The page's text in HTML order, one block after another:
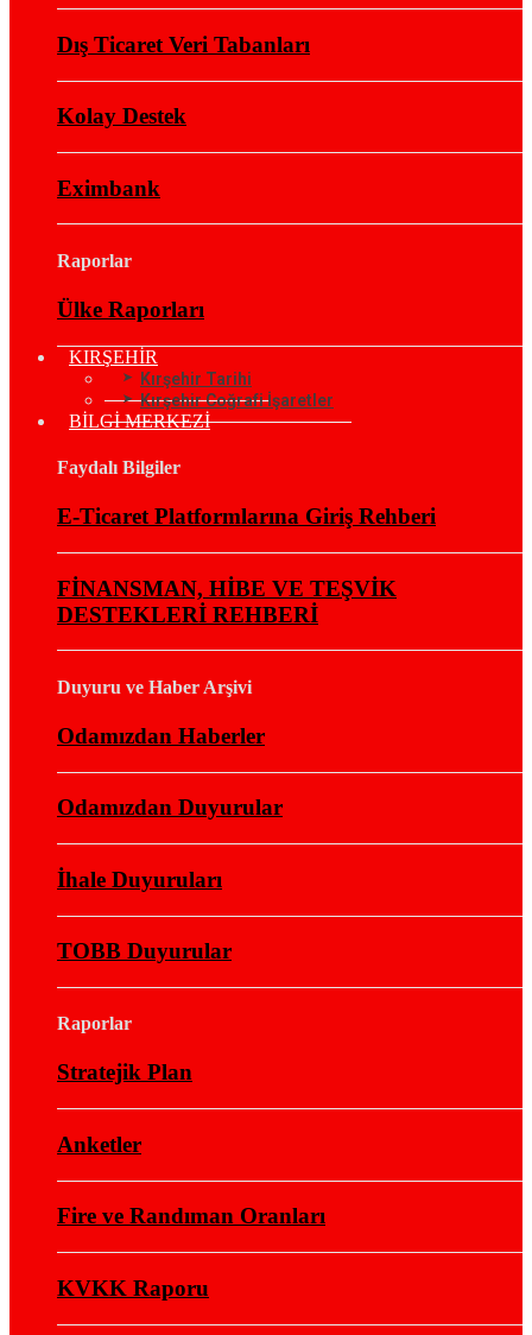
Dış Ticaret Veri Tabanları
Kolay Destek
Eximbank
Raporlar
Ülke Raporları
KIRŞEHİR
Kırşehir Tarihi
Kırşehir Coğrafi İşaretler
BİLGİ MERKEZİ
Faydalı Bilgiler
E-Ticaret Platformlarına Giriş Rehberi
FİNANSMAN, HİBE VE TEŞVİK
DESTEKLERİ REHBERİ
Duyuru ve Haber Arşivi
Odamızdan Haberler
Odamızdan Duyurular
İhale Duyuruları
TOBB Duyurular
Raporlar
Stratejik Plan
Anketler
Fire ve Randıman Oranları
KVKK Raporu